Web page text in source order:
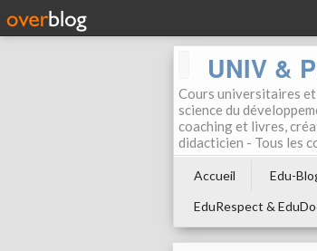
UNIV &
Cours universitaires
science du
coaching et livres,
didacticien - Tous les
Accueil Edu-
EduRespect &